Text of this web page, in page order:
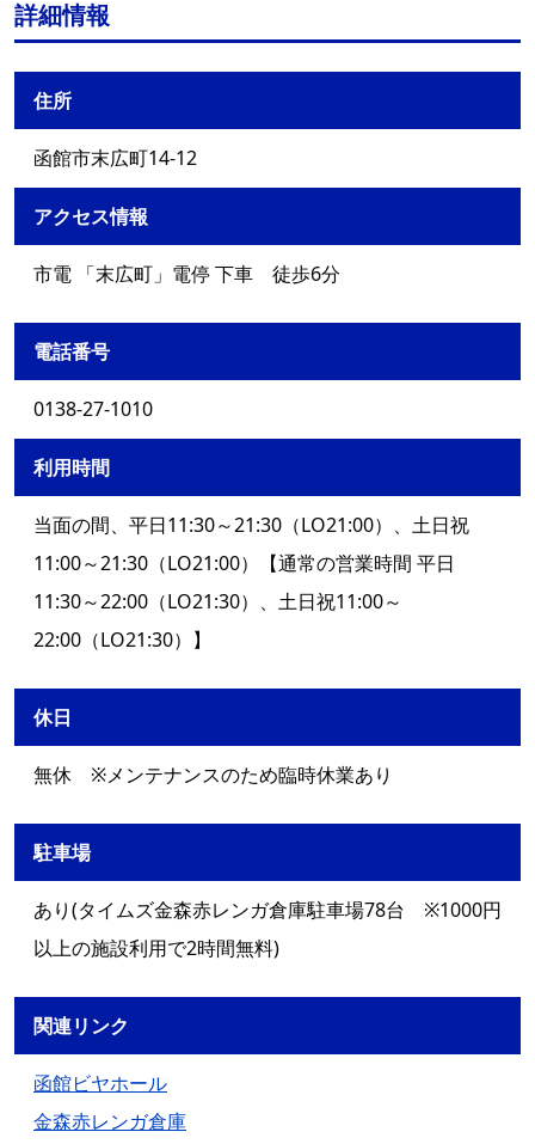
詳細情報
住所
函館市末広町14-12
アクセス情報
市電 「末広町」電停 下車 徒歩6分
電話番号
0138-27-1010
利用時間
当面の間、平日11:30～21:30（LO21:00）、土日祝
11:00～21:30（LO21:00）【通常の営業時間 平日
11:30～22:00（LO21:30）、土日祝11:00～
22:00（LO21:30）】
休日
無休 ※メンテナンスのため臨時休業あり
駐車場
あり(タイムズ金森赤レンガ倉庫駐車場78台 ※1000円
以上の施設利用で2時間無料)
関連リンク
函館ビヤホール
金森赤レンガ倉庫